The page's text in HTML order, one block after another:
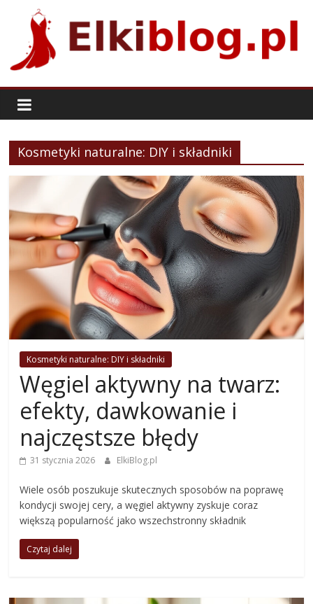
content
ElkiBlog.pl
Kosmetyki naturalne: DIY i składniki
Kosmetyki naturalne: DIY i składniki
Węgiel aktywny na twarz:
efekty, dawkowanie i
najczęstsze błędy
31 stycznia 2026 ElkiBlog.pl
Wiele osób poszukuje skutecznych sposobów na poprawę
kondycji swojej cery, a węgiel aktywny zyskuje coraz
większą popularność jako wszechstronny składnik
Czytaj dalej